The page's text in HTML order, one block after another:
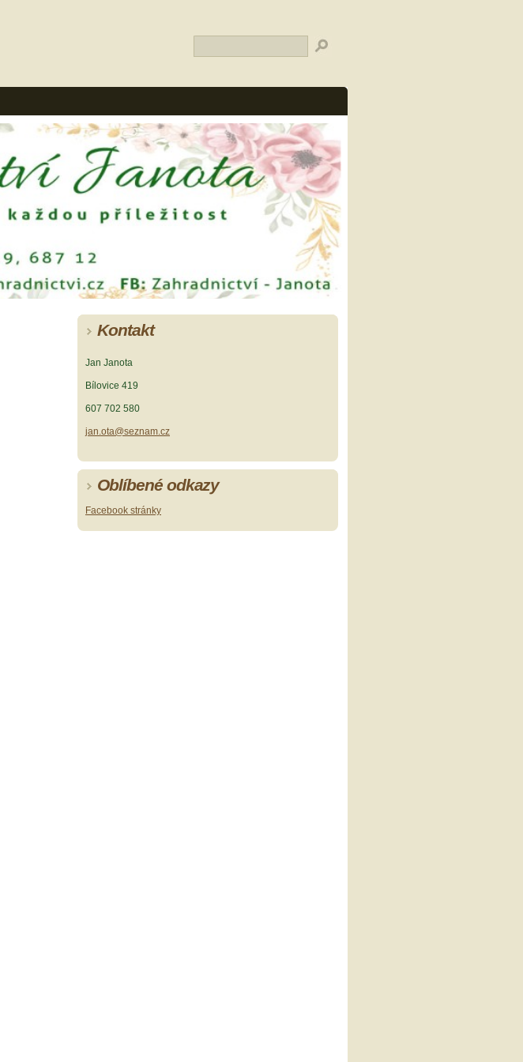
Kontakt
Jan Janota
Bílovice 419
607 702 580
jan.ota@seznam.cz
Oblíbené odkazy
Facebook stránky